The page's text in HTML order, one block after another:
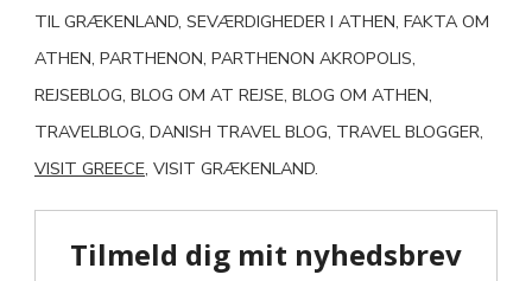
TIL GRÆKENLAND, SEVÆRDIGHEDER I ATHEN, FAKTA OM
ATHEN, PARTHENON, PARTHENON AKROPOLIS,
REJSEBLOG, BLOG OM AT REJSE, BLOG OM ATHEN,
TRAVELBLOG, DANISH TRAVEL BLOG, TRAVEL BLOGGER,
VISIT GREECE, VISIT GRÆKENLAND.